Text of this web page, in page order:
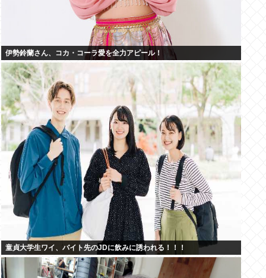
伊勢鈴蘭さん、コカ・コーラ愛を全力アピール！
童貞大学生ワイ、バイト先のJDに飲みに誘われる！！！